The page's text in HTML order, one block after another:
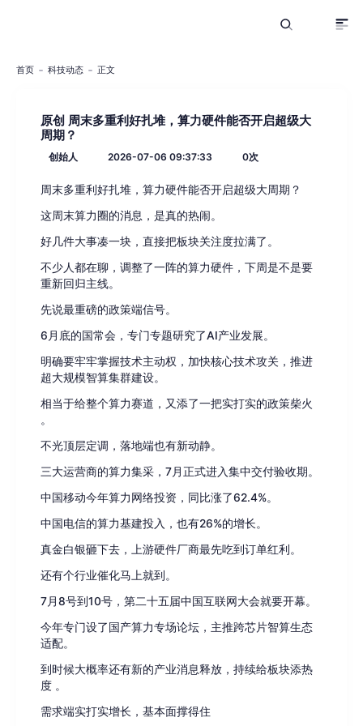
首页 科技动态 正文
原创 周末多重利好扎堆，算力硬件能否开启超级大
周期？
创始人 2026-07-06 09:37:33 0次
周末多重利好扎堆，算力硬件能否开启超级大周期？
这周末算力圈的消息，是真的热闹。
好几件大事凑一块，直接把板块关注度拉满了。
不少人都在聊，调整了一阵的算力硬件，下周是不是要
重新回归主线。
先说最重磅的政策端信号。
6月底的国常会，专门专题研究了AI产业发展。
明确要牢牢掌握技术主动权，加快核心技术攻关，推进
超大规模智算集群建设。
相当于给整个算力赛道，又添了一把实打实的政策柴火
。
不光顶层定调，落地端也有新动静。
三大运营商的算力集采，7月正式进入集中交付验收期。
中国移动今年算力网络投资，同比涨了62.4%。
中国电信的算力基建投入，也有26%的增长。
真金白银砸下去，上游硬件厂商最先吃到订单红利。
还有个行业催化马上就到。
7月8号到10号，第二十五届中国互联网大会就要开幕。
今年专门设了国产算力专场论坛，主推跨芯片智算生态
适配。
到时候大概率还有新的产业消息释放，持续给板块添热
度 。
需求端实打实增长，基本面撑得住